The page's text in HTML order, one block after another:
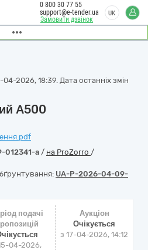
Замовити дзвінок
0 800 30 77 55
support@e-tender.ua
UK
2026, 18:39. Дата останніх змін
А500
012341-a/ на ProZorro /
UA-P-2026-04-09-
подачі
04-2026,
Аукціон
Очікується
з17-04-2026, 14:12